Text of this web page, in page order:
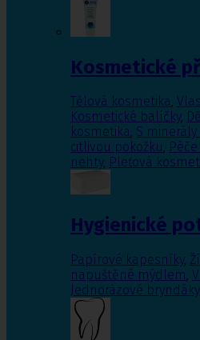
Kosmetické
Tělová kosmetika,
Kosmetické balíčky,
kosmetika, S
citlivou pokožku,
nehty, Pleťová
Hygienické
Papírové kapesníky,
napuštěné mýdlem,
Jednorázové bryndáky